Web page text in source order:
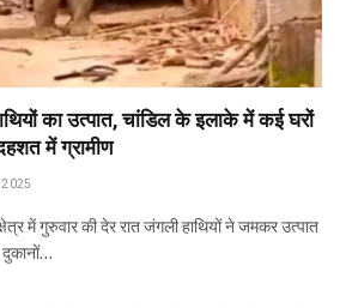
का उत्पात, चांडिल के इलाके में कई घरों
में ग्रामीण
2025
में गुरुवार की देर रात जंगली हाथियों ने जमकर उत्पात
दुकानों…